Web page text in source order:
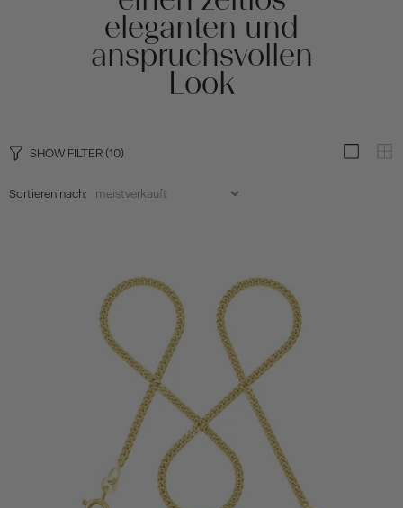
eleganten und
anspruchsvollen
Look
SHOW FILTER (10)
Sortieren nach: